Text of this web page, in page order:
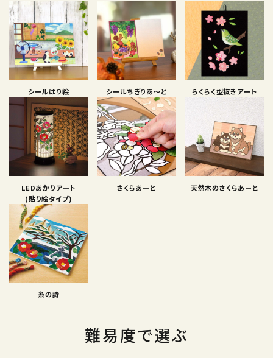
シールはり絵 シールちぎりあ〜と らくらく型抜きアート
LEDあかりアート
(貼り絵タイプ)
さくらあーと 天然木のさくらあーと
糸の詩
難易度で選ぶ